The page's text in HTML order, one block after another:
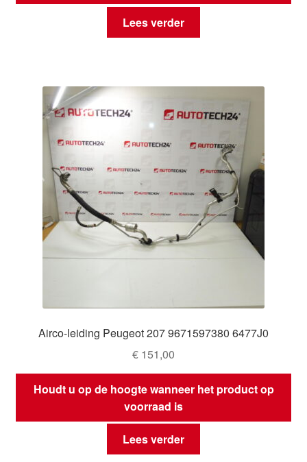
Lees verder
Airco-leiding Peugeot 207 9671597380 6477J0
€ 151,00
Houdt u op de hoogte wanneer het product op
voorraad is
Lees verder